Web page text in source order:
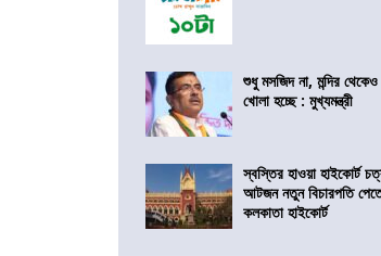
শুধু মসজিদ না, মন্দির
খোলা হচ্ছে : মুখ্যমন্ত্রী
স্বস্তির হাওয়া হাইকোর্ট
আটজন নতুন বিচারপতি
কলকাতা হাইকোর্ট